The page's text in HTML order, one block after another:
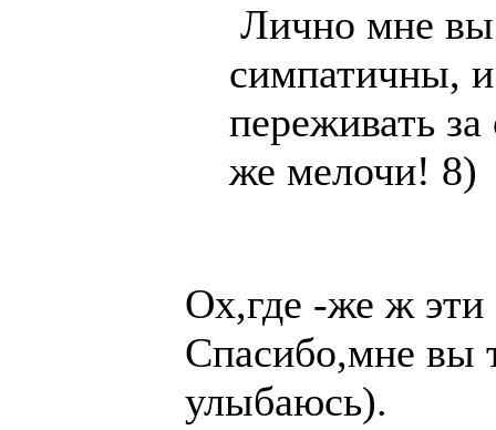
Лично мне вы
симпатичны,
переживать
же мелочи! 8)
Ох,где -же ж
Спасибо,мне вы
улыбаюсь).